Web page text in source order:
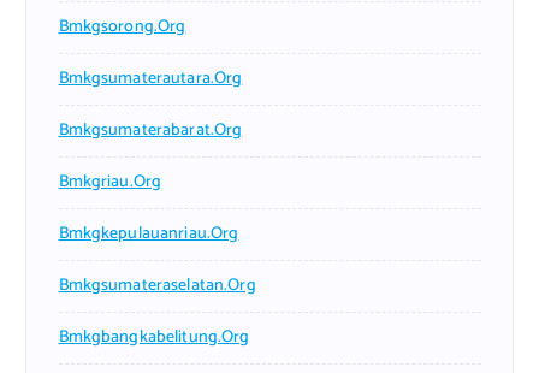
Bmkgsorong.org
Bmkgsumaterautara.org
Bmkgsumaterabarat.org
Bmkgriau.org
Bmkgkepulauanriau.org
Bmkgsumateraselatan.org
Bmkgbangkabelitung.org